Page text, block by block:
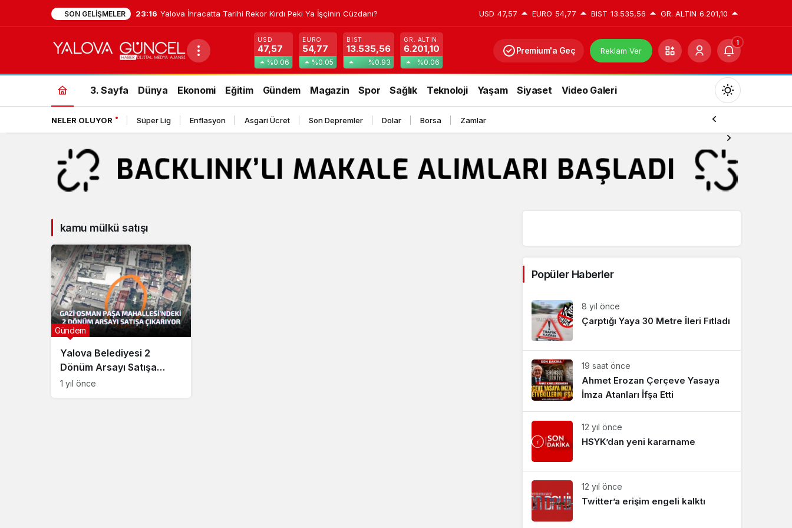
SON GELIŞMELER 23:16 Yalova İhracatta Tarihi Rekor Kırdı Peki Ya İşçinin Cüzdanı? USD 47,57 EURO 54,77 BIST 13.535,56 GR. ALTIN 6.201,10
kamu
mülkü
satışı
Haberleri
USD
47,57
%0.06
EURO
54,77
%0.05
BIST
13.535,56
%0.93
GR. ALTIN
6.201,10
%0.06
Premium'a Geç Reklam Ver
1
3. Sayfa Dünya Ekonomi Eğitim Gündem Magazin Spor Sağlık Teknoloji Yaşam Siyaset Video Galeri
Mod
değiştir
Gündüz Modu
Sistem Modu
NELER OLUYOR Süper Lig Enflasyon Asgari Ücret Son Depremler Dolar Borsa Zamlar
kamu mülkü satışı
Yalova Belediyesi 2
Dönüm Arsayı Satışa
Sunuyor
Gündem
1 yıl önce
Popüler Haberler
8 yıl önce
Çarptığı Yaya 30 Metre İleri Fıtladı
19 saat önce
Ahmet Erozan Çerçeve Yasaya
İmza Atanları İfşa Etti
12 yıl önce
HSYK’dan yeni kararname
12 yıl önce
Twitter’a erişim engeli kalktı